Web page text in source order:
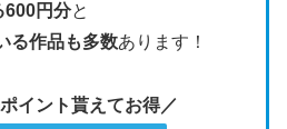
600円分と
る作品も多数あります！
イント貰えてお得／